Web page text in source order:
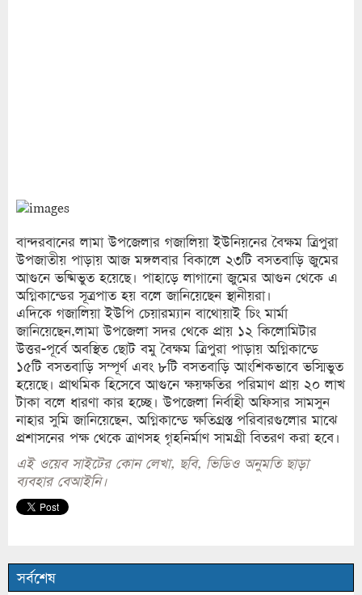
বান্দরবানের লামা উপজেলার গজালিয়া ইউনিয়নের বৈক্ষম ত্রিপুরা
উপজাতীয় পাড়ায় আজ মঙ্গলবার বিকালে ২৩টি বসতবাড়ি জুমের
আগুনে ভষ্মিভুত হয়েছে। পাহাড়ে লাগানো জুমের আগুন থেকে এ
অগ্নিকান্ডের সূত্রপাত হয় বলে জানিয়েছেন স্থানীয়রা।
এদিকে গজালিয়া ইউপি চেয়ারম্যান বাথোয়াই চিং মার্মা
জানিয়েছেন,লামা উপজেলা সদর থেকে প্রায় ১২ কিলোমিটার
উত্তর-পূর্বে অবস্থিত ছোট বমু বৈক্ষম ত্রিপুরা পাড়ায় অগ্নিকান্ডে
১৫টি বসতবাড়ি সম্পূর্ণ এবং ৮টি বসতবাড়ি আংশিকভাবে ভস্মিভুত
হয়েছে। প্রাথমিক হিসেবে আগুনে ক্ষয়ক্ষতির পরিমাণ প্রায় ২০ লাখ
টাকা বলে ধারণা কার হচ্ছে। উপজেলা নির্বাহী অফিসার সামসুন
নাহার সুমি জানিয়েছেন, অগ্নিকান্ডে ক্ষতিগ্রস্ত পরিবারগুলোর মাঝে
প্রশাসনের পক্ষ থেকে ত্রাণসহ গৃহনির্মাণ সামগ্রী বিতরণ করা হবে।
এই ওয়েব সাইটের কোন লেখা, ছবি, ভিডিও অনুমতি ছাড়া
ব্যবহার বেআইনি।
সর্বশেষ